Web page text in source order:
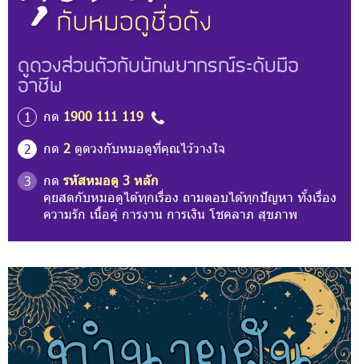
ดูดวงส่วนตัวกับนักพยากรณ์ระดับมือ
อาชีพ
1 กด 1900 111 119
2
กด 2 ดูดวงกับหมอดูที่คุณไว้วางใจ
3
กด รหัสหมอดู 3 หลัก
คุยสดกับหมอดูได้ทุกเรื่อง ถามตอบได้ทุกปัญหา ทั้งเรื่อง
ความรัก เนื้อคู่ การงาน การเงิน โชคลาภ สุขภาพ